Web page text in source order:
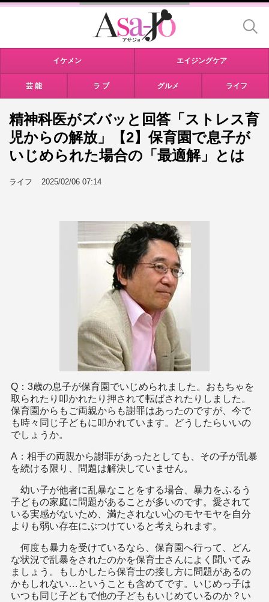
イケメン エイジングケア
芸 能 ラ ブ グルメ ライフ
精神科医がズバッと回答「ストレス育
児からの解放」【2】保育園で息子が
いじめられた場合の「最適解」とは
ライフ 2025/02/06 07:14
Q：3歳の息子が保育園でいじめられました。おもちゃを
取られたり叩かれたり押されて転ばされたりしました。
保育園からもご両親からも謝罪はあったのですが、今で
も時々同じ子どもに叩かれています。どうしたらいいの
でしょうか。
A：相手の両親から謝罪があったとしても、その子が乱暴
を続ける限り、問題は解決していません。
幼い子が他者に乱暴なことをする場合、暴力をふるう
子どもの家庭に問題があることが多いのです。愛されて
いる実感がないため、満たされない心のモヤモヤを自分
よりも弱い存在にぶつけていると考えられます。
何度も暴力を受けているなら、保育園へ行って、どん
な状況で乱暴をされたのかを保育士さんによく聞いてみ
ましょう。もしかしたら保育士の接し方に問題があるの
かもしれない…ということも含めてです。いじめっ子は
いつも同じ子どもで他の子どももいじめているのか？い